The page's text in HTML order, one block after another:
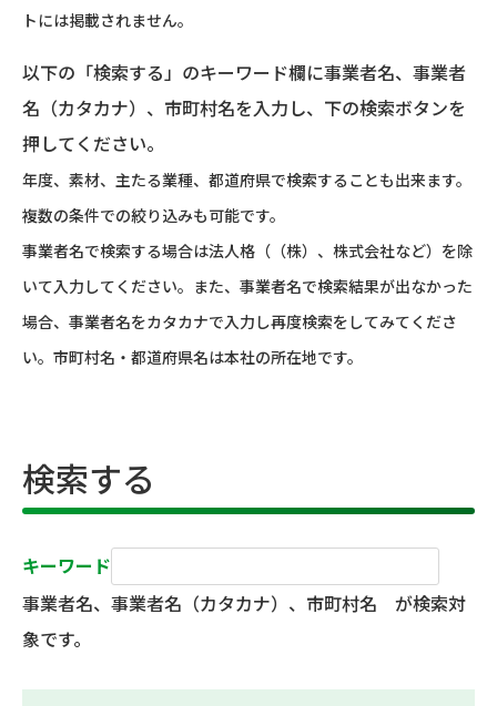
トには掲載されません。
以下の「検索する」のキーワード欄に事業者名、事業者
名（カタカナ）、市町村名を入力し、下の検索ボタンを
押してください。
年度、素材、主たる業種、都道府県で検索することも出来ます。
複数の条件での絞り込みも可能です。
事業者名で検索する場合は法人格（（株）、株式会社など）を除
いて入力してください。また、事業者名で検索結果が出なかった
場合、事業者名をカタカナで入力し再度検索をしてみてくださ
い。市町村名・都道府県名は本社の所在地です。
検索する
キーワード
事業者名、事業者名（カタカナ）、市町村名 が検索対
象です。